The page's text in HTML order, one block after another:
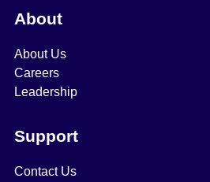
About
About Us
Careers
Leadership
Support
Contact Us